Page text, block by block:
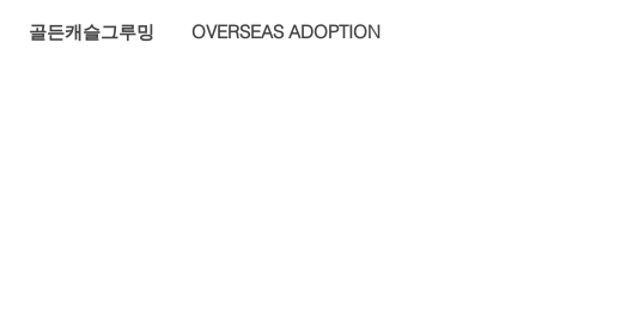
골든캐슬그루밍 OVERSEAS ADOPTION